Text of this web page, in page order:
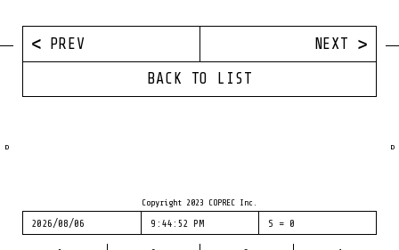
D D
2026/08/06 9:44:52 PM S = 0
PREV NEXT
BACK TO LIST
Copyright 2023 COPREC Inc.